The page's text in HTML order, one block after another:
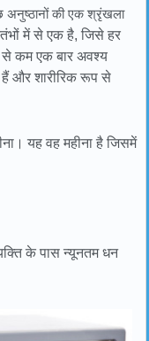
अनुष्ठानों की एक श्रृंखला
में से एक है, जिसे हर
कम एक बार अवश्य
और शारीरिक रूप से
यह वह महीना है जिसमें
के पास न्यूनतम धन